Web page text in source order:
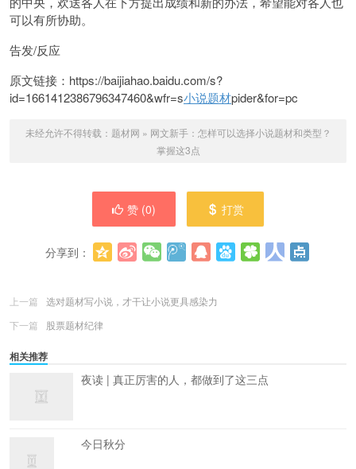
可以有所协助。
告发/反应
原文链接：https://baijiahao.baidu.com/s?
id=1661412386796347460&wfr=s小说题材pider&for=pc
未经允许不得转载： 题材网 » 网文新手：怎样可以选择小说题材和类型？
掌握这3点
赞 (0) 打赏
分享到：
上一篇
选对题材写小说，才干让小说更具感染力
下一篇
股票题材纪律
相关推荐
夜读 | 真正厉害的人，都做到了这三点
今日秋分